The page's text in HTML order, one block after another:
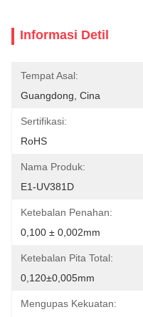
Informasi Detil
Tempat Asal:
Guangdong, Cina
Sertifikasi:
RoHS
Nama Produk:
E1-UV381D
Ketebalan Penahan:
0,100 ± 0,002mm
Ketebalan Pita Total:
0,120±0,005mm
Mengupas Kekuatan: